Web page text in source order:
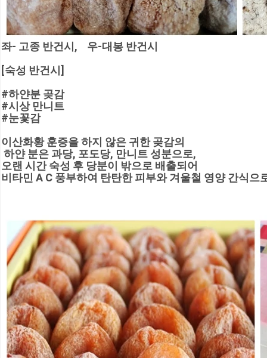
좌- 고종 반건시,    우-대봉 반건시
[숙성 반건시]
#하얀분 곶감
#시상 만니트
#눈꽃감
이산화황 훈증을 하지 않은 귀한 곶감의
하얀 분은 과당, 포도당, 만니트 성분으로,
오랜 시간 숙성 후 당분이 밖으로 배출되어
비타민 A C 풍부하여 탄탄한 피부와 겨울철 영양 간식으